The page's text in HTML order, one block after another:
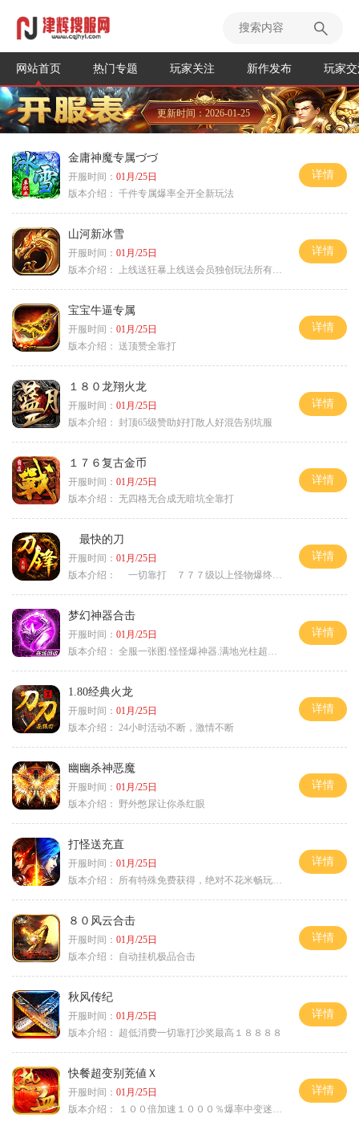
网站首页 热门专题 玩家关注 新作发布 玩家
更新时间：2026-01-25
金庸神魔专属づづ
开服时间： 01月/25日
版本介绍： 千件专属爆率全开全新玩法
详情
山河新冰雪
开服时间： 01月/25日
版本介绍：
上线送狂暴上线送会员独创玩法所有装备靠
详情
宝宝牛逼专属
开服时间： 01月/25日
版本介绍： 送顶赞全靠打
详情
１８０龙翔火龙
开服时间： 01月/25日
版本介绍： 封顶65级赞助好打散人好混告别坑服
详情
１７６复古金币
开服时间： 01月/25日
版本介绍： 无四格无合成无暗坑全靠打
详情
最快的刀
开服时间： 01月/25日
版本介绍：
一切靠打 ７７７级以上怪物爆终极
详情
梦幻神器合击
开服时间： 01月/25日
版本介绍： 全服一张图.怪怪爆神器.满地光柱超激情
详情
1.80经典火龙
开服时间： 01月/25日
版本介绍： 24小时活动不断，激情不断
详情
幽幽杀神恶魔
开服时间： 01月/25日
版本介绍：
野外憋尿让你杀红眼
详情
打怪送充直
开服时间： 01月/25日
版本介绍：
所有特殊免费获得，绝对不花米畅玩所有地图
详情
８０风云合击
开服时间： 01月/25日
版本介绍：
自动挂机极品合击
详情
秋风传纪
开服时间： 01月/25日
版本介绍：
超低消费一切靠打沙奖最高１８８８８
详情
快餐超变别茺値Ｘ
开服时间： 01月/25日
版本介绍：
１００倍加速１０００％爆率中变迷失单职
详情